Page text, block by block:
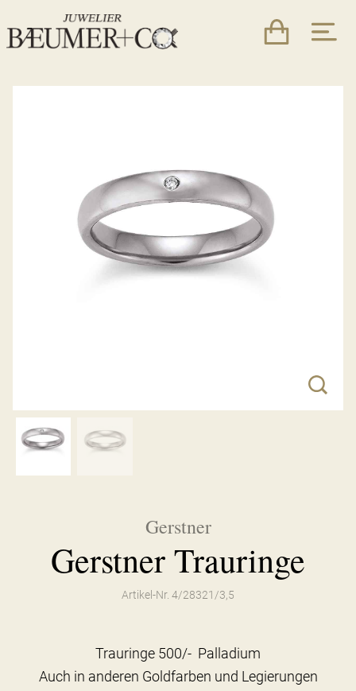
Gerstner
Gerstner Trauringe
Artikel-Nr. 4/28321/3,5
Trauringe 500/- Palladium
Auch in anderen Goldfarben und Legierungen